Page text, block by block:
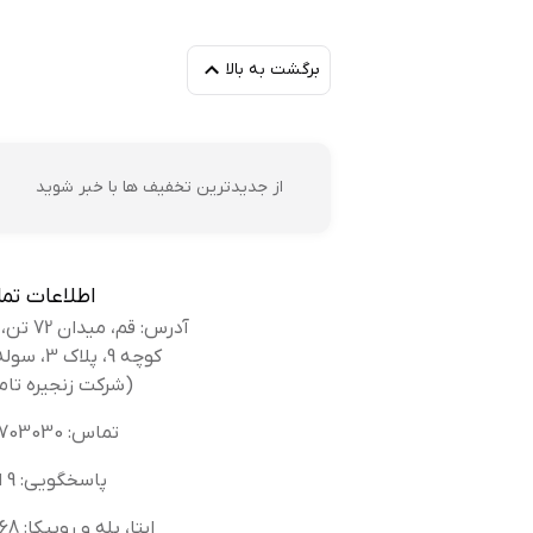
برگشت به بالا
از جدیدترین تخفیف ها با خبر شوید
اطلاعات
آدرس: قم، میدان 72 تن، بلوار کوه سفید،
کوچه 9، پلاک 3، سوله بانک کفش
(شرکت زنجیره
تماس: 02536703030
پاسخگویی: 9 الی 14